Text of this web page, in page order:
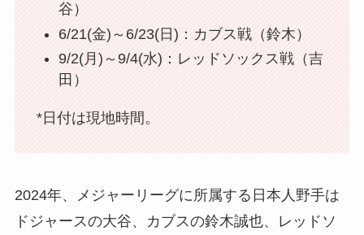
谷）
6/21(金)～6/23(日)：カブス戦（鈴木）
9/2(月)～9/4(水)：レッドソックス戦（吉
田）
*日付は現地時間。
2024年、メジャーリーグに所属する日本人野手は
ドジャースの大谷、カブスの鈴木誠也、レッドソ